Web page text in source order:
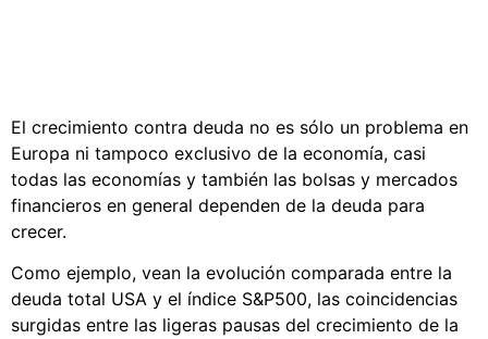
El crecimiento contra deuda no es sólo un problema en
Europa ni tampoco exclusivo de la economía, casi
todas las economías y también las bolsas y mercados
financieros en general dependen de la deuda para
crecer.
Como ejemplo, vean la evolución comparada entre la
deuda total USA y el índice S&P500, las coincidencias
surgidas entre las ligeras pausas del crecimiento de la